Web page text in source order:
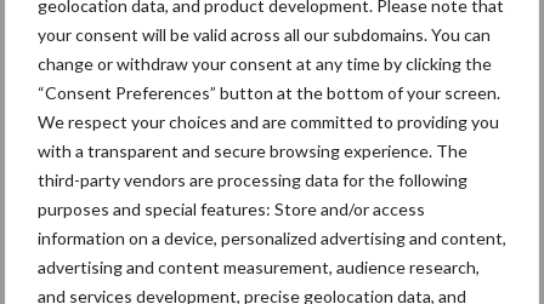
geolocation data, and product development. Please note that
your consent will be valid across all our subdomains. You can
change or withdraw your consent at any time by clicking the
“Consent Preferences” button at the bottom of your screen.
We respect your choices and are committed to providing you
with a transparent and secure browsing experience. The
third-party vendors are processing data for the following
purposes and special features: Store and/or access
information on a device, personalized advertising and content,
advertising and content measurement, audience research,
and services development, precise geolocation data, and
Amazone levert Catros Pro
standaard met
mestverdeler
Meer loonwerk nieuws: